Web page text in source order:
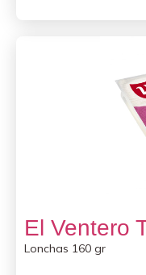
El Ventero
Lonchas 160 gr